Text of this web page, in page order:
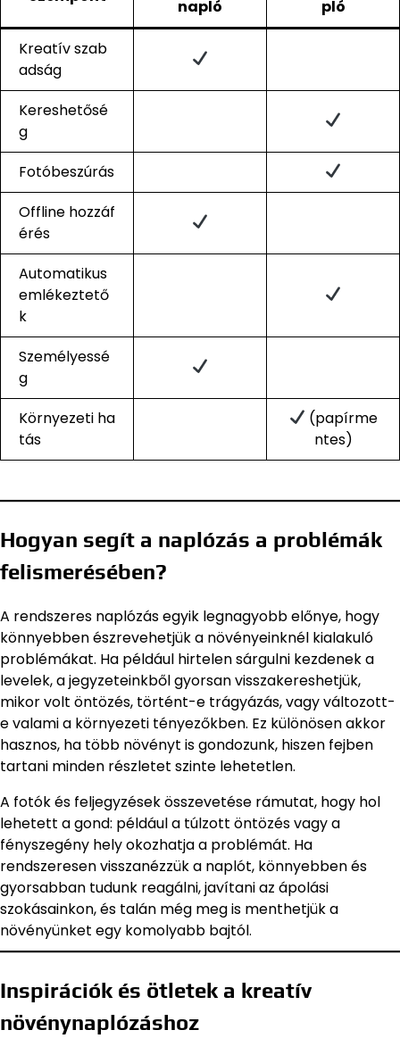
napló pló
Kreatív szab
adság
Kereshetősé
g
Fotóbeszúrás
Offline hozzáf
érés
Automatikus
emlékeztető
k
Személyessé
g
Környezeti ha
tás
(papírme
ntes)
Hogyan segít a naplózás a problémák
felismerésében?
A rendszeres naplózás egyik legnagyobb előnye, hogy
könnyebben észrevehetjük a növényeinknél kialakuló
problémákat. Ha például hirtelen sárgulni kezdenek a
levelek, a jegyzeteinkből gyorsan visszakereshetjük,
mikor volt öntözés, történt-e trágyázás, vagy változott-
e valami a környezeti tényezőkben. Ez különösen akkor
hasznos, ha több növényt is gondozunk, hiszen fejben
tartani minden részletet szinte lehetetlen.
A fotók és feljegyzések összevetése rámutat, hogy hol
lehetett a gond: például a túlzott öntözés vagy a
fényszegény hely okozhatja a problémát. Ha
rendszeresen visszanézzük a naplót, könnyebben és
gyorsabban tudunk reagálni, javítani az ápolási
szokásainkon, és talán még meg is menthetjük a
növényünket egy komolyabb bajtól.
Inspirációk és ötletek a kreatív
növénynaplózáshoz